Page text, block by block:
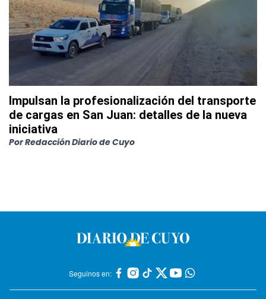
Impulsan la profesionalización del transporte
de cargas en San Juan: detalles de la nueva
iniciativa
PorRedacción Diario de Cuyo
Seguinos en: